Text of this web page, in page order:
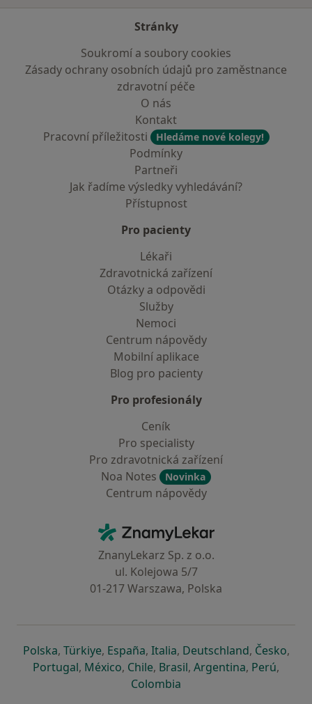
Stránky
Soukromí a soubory cookies
Zásady ochrany osobních údajů pro zaměstnance
zdravotní péče
O nás
Kontakt
Pracovní příležitosti
Hledáme nové kolegy!
Podmínky
Partneři
Jak řadíme výsledky vyhledávání?
Přístupnost
Pro pacienty
Lékaři
Zdravotnická zařízení
Otázky a odpovědi
Služby
Nemoci
Centrum nápovědy
Mobilní aplikace
Blog pro pacienty
Pro profesionály
Ceník
Pro specialisty
Pro zdravotnická zařízení
Noa Notes
Novinka
Centrum nápovědy
ZnamyLekar - Hlavní stránka
ZnanyLekarz Sp. z o.o.
ul. Kolejowa 5/7
01-217 Warszawa, Polska
Polskase otevře v nové záložce
, Türkiyese otevře v nové záložce
, Españase otevře v nové záložce
, Italiase otevře v nové záložce
, Deutschlandse otevře v
, Českose
,
Portugalse otevře v nové záložce
, Méxicose otevře v nové záložce
, Chilese otevře v nové záložce
, Brasilse otevře v nové
, Argentinase otevře v
, Perúse
,
Colombia